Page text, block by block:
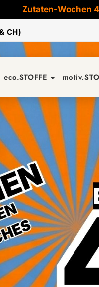
Zutaten-Wochen
CH)
eco.STOFFE